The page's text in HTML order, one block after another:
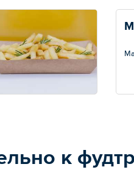
к